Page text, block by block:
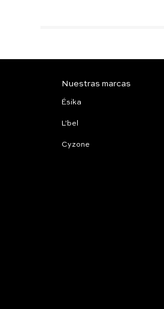
Nuestras marcas
Ésika
L'bel
Cyzone